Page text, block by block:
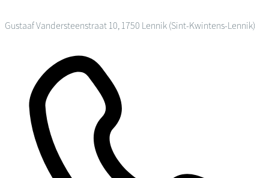
Gustaaf Vandersteenstraat 10, 1750 Lennik (Sint-Kwintens-Lennik)